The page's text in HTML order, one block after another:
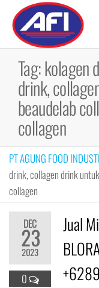
Tag:kolagen
drink,
beaudelab
collagen
PT AGUNG FOOD
drink, collagen drink
collagen
DEC
23
2023
0
Jual